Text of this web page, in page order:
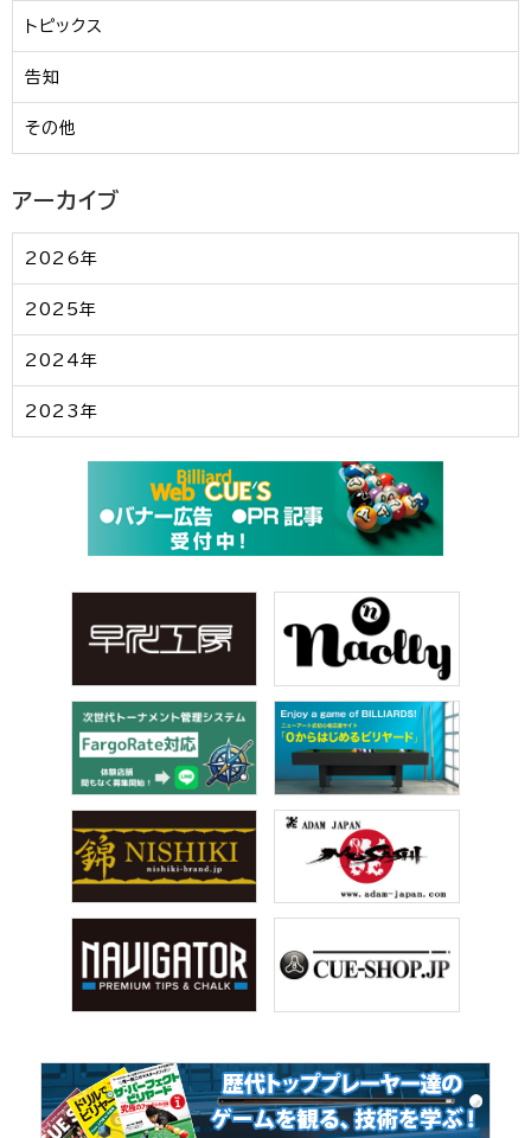
トピックス
告知
その他
アーカイブ
2026年
2025年
2024年
2023年